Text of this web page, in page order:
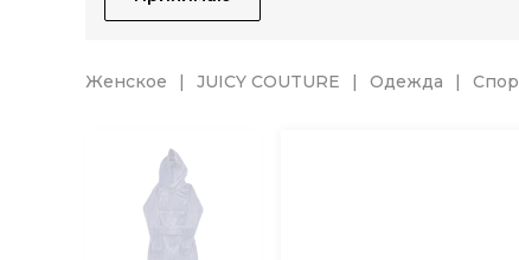
Женское JUICY COUTURE Одежда